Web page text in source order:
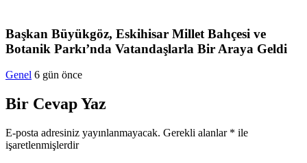
Başkan Büyükgöz, Eskihisar Millet Bahçesi ve
Botanik Parkı’nda Vatandaşlarla Bir Araya Geldi
Genel 6 gün önce
Bir Cevap Yaz
E-posta adresiniz yayınlanmayacak. Gerekli alanlar * ile
işaretlenmişlerdir